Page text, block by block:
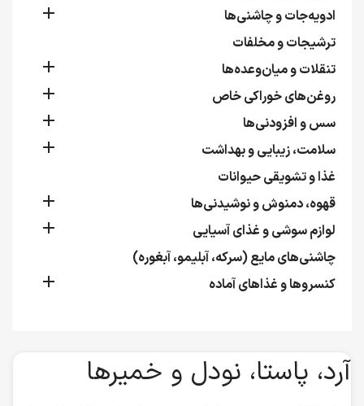
ادویه‌جات و چاشنی‌ها

ترشیجات و مخلفات
تنقلات و میان‌وعده‌ها

روغن‌های خوراکی خاص

سس و افزودنی‌ها

سلامت، زیبایی و بهداشت

غذا و تشویقی حیوانات
قهوه، دمنوش و نوشیدنی‌ها

لوازم سوشی و غذای آسیایی

چاشنی‌های مایع (سرکه، آبلیمو، آبغوره)
کنسروها و غذاهای آماده

آرد، پاستا، نودل و خمیرها